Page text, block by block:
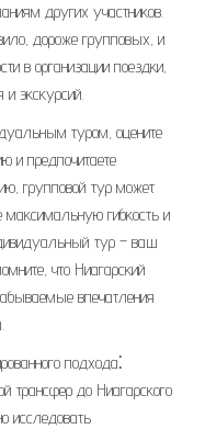
других участников.
дороже групповых, и
в организации поездки,
и экскурсий.
туром, оцените
и предпочитаете
групповой тур может
гибкость и
тур – ваш
что Ниагарский
впечатления
подхода⁚
трансфер до Ниагарского
исследовать